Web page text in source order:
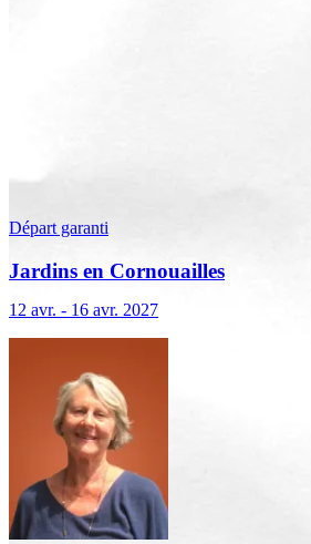
Départ garanti
Jardins en Cornouailles
12 avr. - 16 avr. 2027